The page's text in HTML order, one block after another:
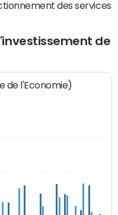
des services
de
de l'Economie)